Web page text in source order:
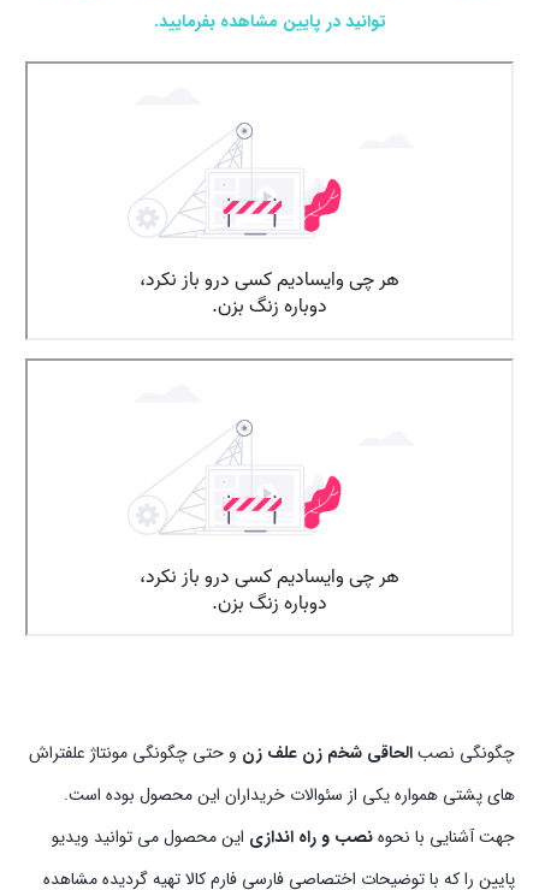
توانید در پایین مشاهده بفرمایید.
چگونگی نصبالحاقی شخم زن علف زن و حتی چگونگی مونتاژ علفتراش
های پشتی همواره یکی از سئوالات خریداران این محصول بوده است.
جهت آشنایی با نحوهنصب و راه اندازی این محصول می توانید ویدیو
پایین را که با توضیحات اختصاصی فارسی فارم کالا تهیه گردیده مشاهده